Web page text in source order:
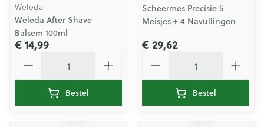
Weleda
Weleda After Shave
Balsem 100ml
€ 14,99
Bestel
Scheermes Precisie 5
Meisjes + 4 Navullingen
€ 29,62
Bestel